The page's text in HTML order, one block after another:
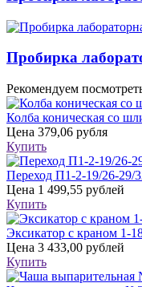
Пробирка
Рекомендуем
Колба коническая со
Цена 379,06 рубля
Купить
Переход П1-2-19/26-29/
Цена 1 499,55 рублей
Купить
Эксикатор с краном 1-
Цена 3 433,00 рублей
Купить